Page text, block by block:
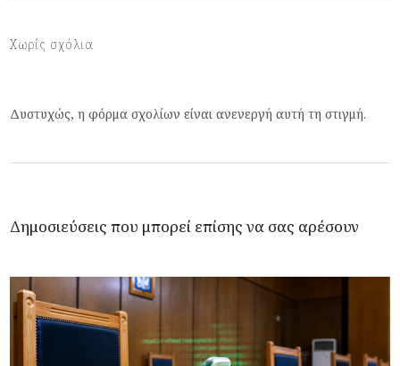
Χωρίς σχόλια
Δυστυχώς, η φόρμα σχολίων είναι ανενεργή αυτή τη στιγμή.
Δημοσιεύσεις που μπορεί επίσης να σας αρέσουν